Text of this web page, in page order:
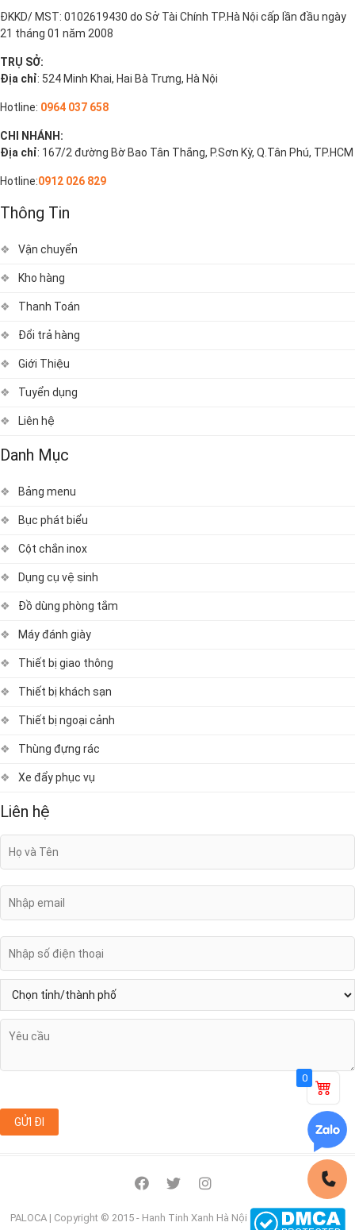
ĐKKD/ MST: 0102619430 do Sở Tài Chính TP.Hà Nội cấp lần đầu ngày
21 tháng 01 năm 2008
TRỤ SỞ:
Địa chỉ: 524 Minh Khai, Hai Bà Trưng, Hà Nội
Hotline: 0964 037 658
CHI NHÁNH:
Địa chỉ: 167/2 đường Bờ Bao Tân Thắng, P.Sơn Kỳ, Q.Tân Phú, TP.HCM
Hotline:0912 026 829
Thông Tin
Vận chuyển
Kho hàng
Thanh Toán
Đổi trả hàng
Giới Thiệu
Tuyển dụng
Liên hệ
Danh Mục
Bảng menu
Bục phát biểu
Cột chắn inox
Dụng cụ vệ sinh
Đồ dùng phòng tắm
Máy đánh giày
Thiết bị giao thông
Thiết bị khách sạn
Thiết bị ngoại cảnh
Thùng đựng rác
Xe đẩy phục vụ
Liên hệ
facebook
twitterinstagram
PALOCA| Copyright © 2015 - Hanh Tinh Xanh Hà Nội
0